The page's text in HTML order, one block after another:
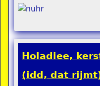
Holadiee,
(idd, dat